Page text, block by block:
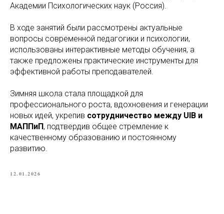
Академии Психологических наук (Россия).
В ходе занятий были рассмотрены актуальные
вопросы современной педагогики и психологии,
использованы интерактивные методы обучения, а
также предложены практические инструменты для
эффективной работы преподавателей.
Зимняя школа стала площадкой для
профессионального роста, вдохновения и генерации
новых идей, укрепив сотрудничество между UIB и
МАППиП, подтвердив общее стремление к
качественному образованию и постоянному
развитию.
12.01.2026